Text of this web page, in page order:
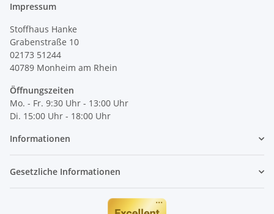
Impressum
Stoffhaus Hanke
Grabenstraße 10
02173 51244
40789 Monheim am Rhein
Öffnungszeiten
Mo. - Fr. 9:30 Uhr - 13:00 Uhr
Di. 15:00 Uhr - 18:00 Uhr
Informationen
Gesetzliche Informationen